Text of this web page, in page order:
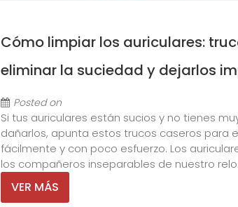
Cómo limpiar los auriculares:
eliminar la suciedad y dejarlos
Posted on
Si tus auriculares están sucios y no tienes
dañarlos, apunta estos trucos caseros para
fácilmente y con poco esfuerzo. Los
los compañeros inseparables de nuestro
VER MÁS